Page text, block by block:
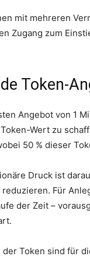
mit mehreren
Zugang zum
Token-
Angebot von 1
Wert zu
50 % dieser
Druck ist
Für
der Zeit –
der Token sind für